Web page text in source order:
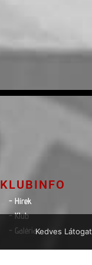
KLUBINFO
- Hírek
- Klub
- GalériaKedves